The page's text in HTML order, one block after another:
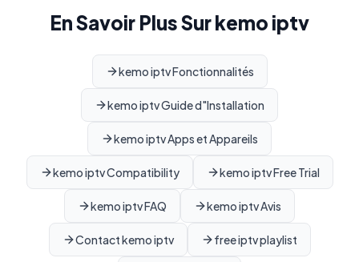
En Savoir Plus Sur kemo iptv
kemo iptv Fonctionnalités
kemo iptv Guide d"Installation
kemo iptv Apps et Appareils
kemo iptv Compatibility kemo iptv Free Trial
kemo iptv FAQ kemo iptv Avis
Contact kemo iptv free iptv playlist